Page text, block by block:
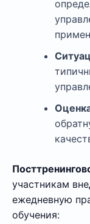
участникам
ежедневную
обучения: